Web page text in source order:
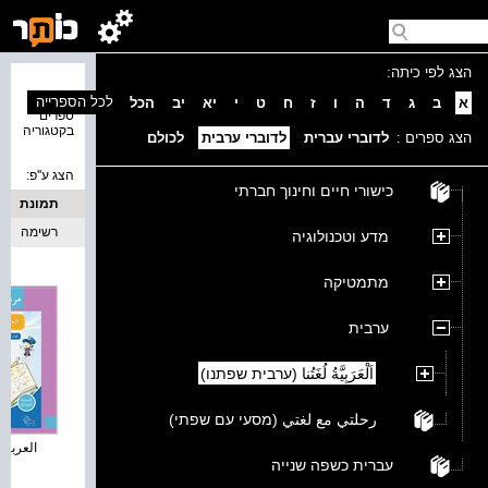
הצג לפי כיתה:
א
ב ג ד ה ו ז ח ט י יא יב הכל
הצג ספרים : לדוברי עברית לדוברי ערבית לכולם
כישורי חיים וחינוך חברתי
מדע וטכנולוגיה
מתמטיקה
ערבית
اَلْعَرَبِيَّةُ لُغَتُنا (ערבית שפתנו)
رحلتي مع لغتي (מסעי עם שפתי)
עברית כשפה שנייה
ספרים
בקטגוריה
לכל הספרייה
הצג ע''פ:
תמונת
כריכה
רשימה